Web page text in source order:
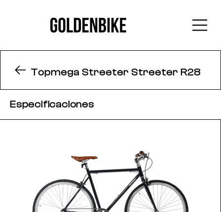
Topmega Streeter Streeter R28
Especificaciones